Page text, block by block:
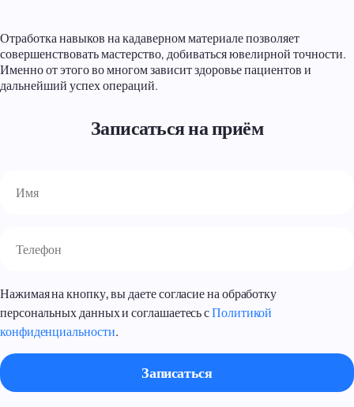
Отработка навыков на кадаверном материале позволяет
совершенствовать мастерство, добиваться ювелирной точности.
Именно от этого во многом зависит здоровье пациентов и
дальнейший успех операций.
Записаться на приём
Нажимая на кнопку, вы даете согласие на обработку
персональных данных и соглашаетесь сПолитикой
конфиденциальности.